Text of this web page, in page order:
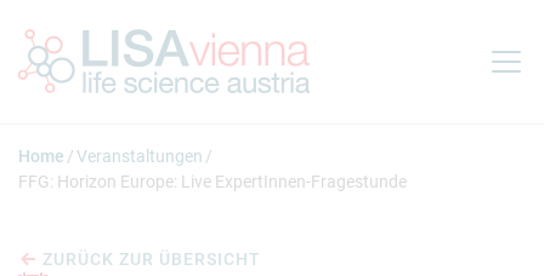
Home
Veranstaltungen
FFG: Horizon Europe: Live ExpertInnen-Fragestunde
ZURÜCK ZUR ÜBERSICHT